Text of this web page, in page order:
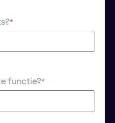
*
functie?*